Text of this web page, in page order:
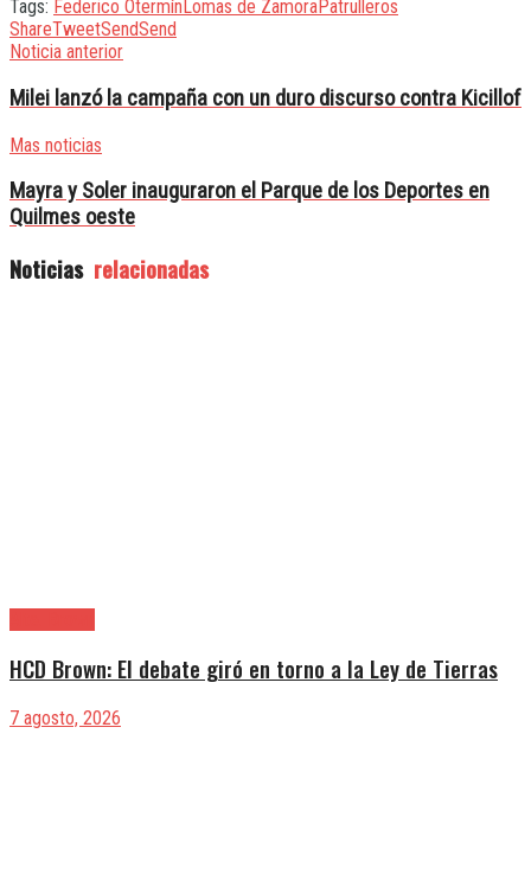
Tags: Federico Otermín Lomas de ZamoraPatrulleros
ShareTweetSendSend
Noticia anterior
Milei lanzó la campaña con un duro discurso contra Kicillof
Mas noticias
Mayra y Soler inauguraron el Parque de los Deportes en
Quilmes oeste
Noticias relacionadas
HCD Brown: El debate giró en torno a la Ley de Tierras
7 agosto, 2026